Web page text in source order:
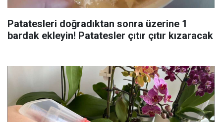
Patatesleri doğradıktan sonra üzerine 1
bardak ekleyin! Patatesler çıtır çıtır kızaracak